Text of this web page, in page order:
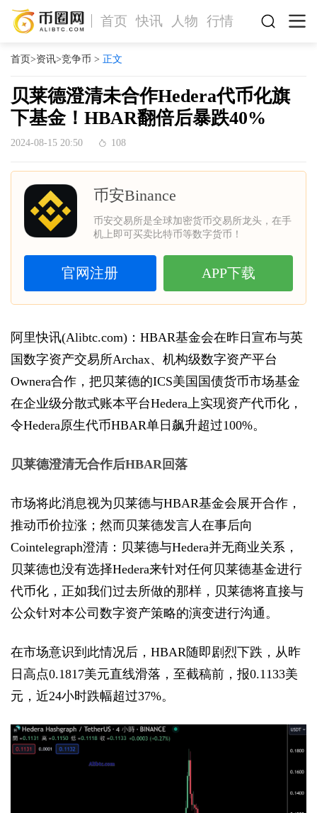
首页 快讯 人物 行情
首页>资讯>竞争币 > 正文
贝莱德澄清未合作Hedera代币化旗
下基金！HBAR翻倍后暴跌40%
2024-08-15 20:50 108
币安Binance
币安交易所是全球加密货币交易所龙头，在手
机上即可买卖比特币等数字货币！
官网注册 APP下载
阿里快讯(Alibtc.com)：HBAR基金会在昨日宣布与英
国数字资产交易所Archax、机构级数字资产平台
Ownera合作，把贝莱德的ICS美国国债货币市场基金
在企业级分散式账本平台Hedera上实现资产代币化，
令Hedera原生代币HBAR单日飙升超过100%。
贝莱德澄清无合作后HBAR回落
市场将此消息视为贝莱德与HBAR基金会展开合作，
推动币价拉涨；然而贝莱德发言人在事后向
Cointelegraph澄清：贝莱德与Hedera并无商业关系，
贝莱德也没有选择Hedera来针对任何贝莱德基金进行
代币化，正如我们过去所做的那样，贝莱德将直接与
公众针对本公司数字资产策略的演变进行沟通。
在市场意识到此情况后，HBAR随即剧烈下跌，从昨
日高点0.1817美元直线滑落，至截稿前，报0.1133美
元，近24小时跌幅超过37%。